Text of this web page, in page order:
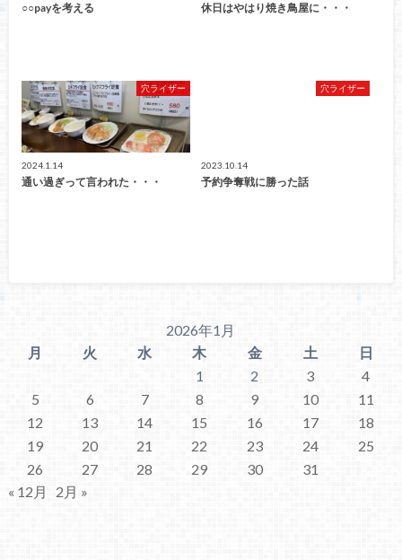
○○payを考える 休日はやはり焼き鳥屋に・・・
穴ライザー
2024.1.14
通い過ぎって言われた・・・
穴ライザー
2023.10.14
予約争奪戦に勝った話
2026年1月
月
火 水 木 金 土
日
1
2 3
4
5
6 7 8 9 10
11
12
13 14 15 16 17
18
19
20 21 22 23 24
25
26
27 28 29 30
31
« 12月
2月 »